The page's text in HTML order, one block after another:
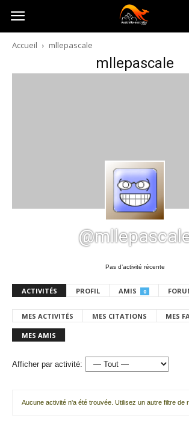
Australia-
australie.com
Accueil mllepascale
mllepascale
Pas d’activité récente
ACTIVITÉS PROFIL AMIS 0
MES ACTIVITÉS MES CITATIONS MES
MES AMIS
Afficher par activité:
Aucune activité n'a été trouvée. Utilisez un autre filtre de